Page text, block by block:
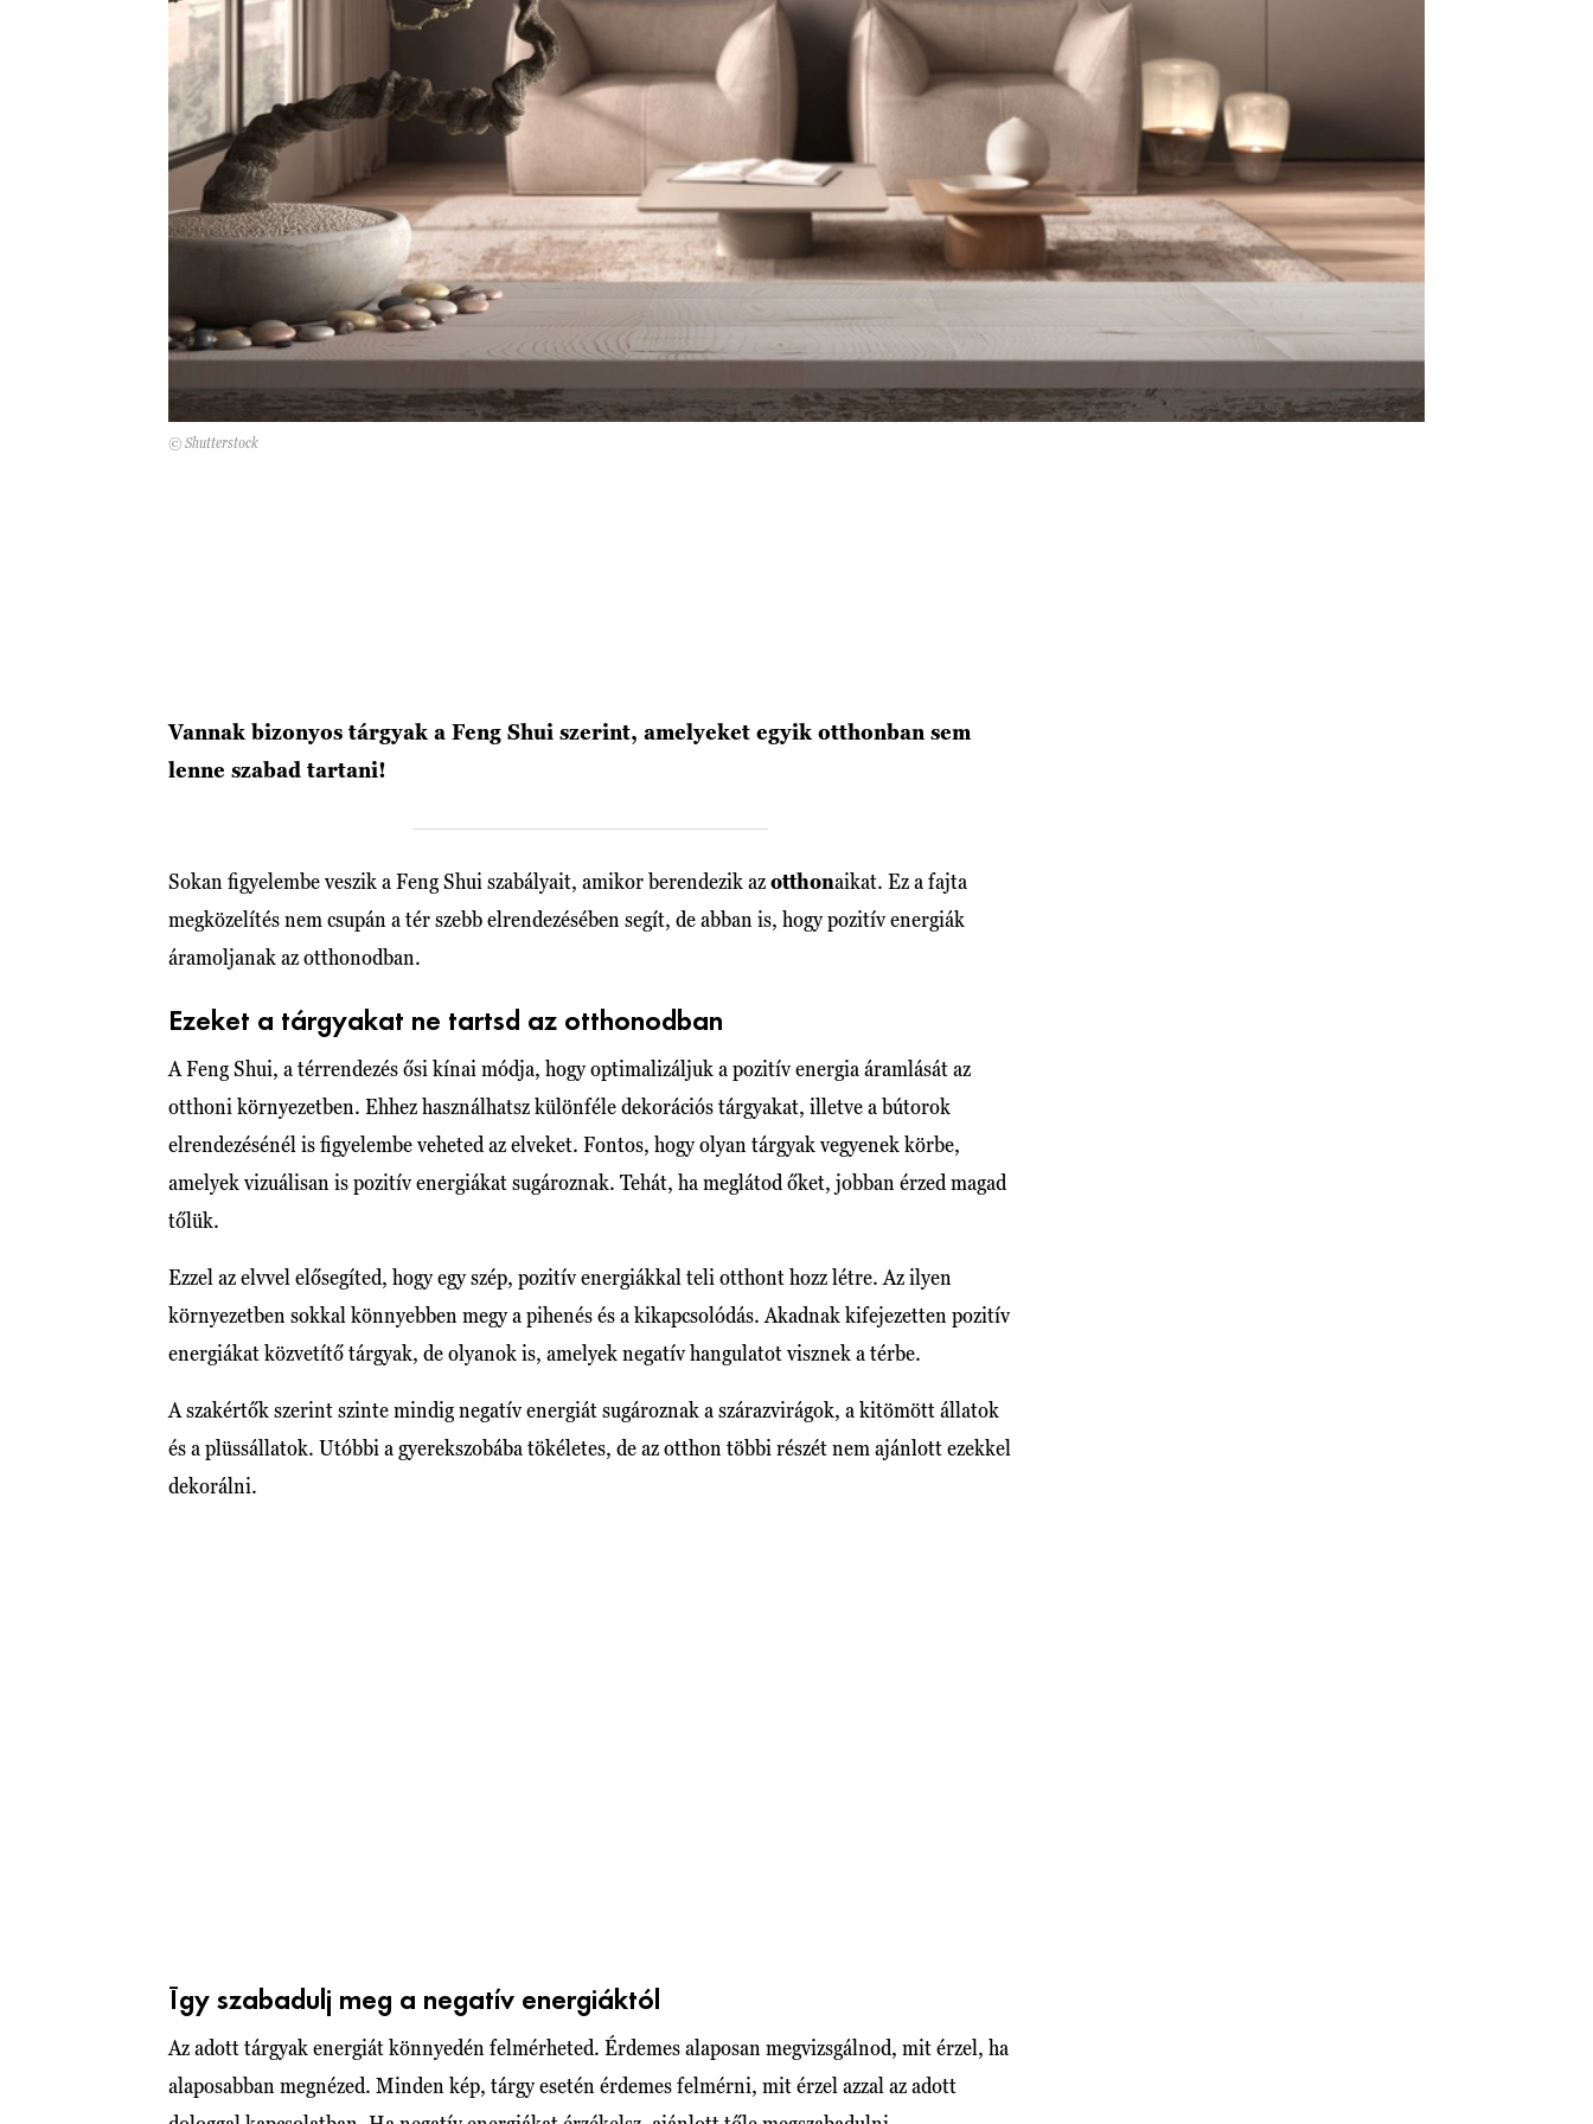
© Shutterstock
Vannak bizonyos tárgyak a Feng Shui szerint, amelyeket egyik otthonban sem
lenne szabad tartani!
Sokan figyelembe veszik a Feng Shui szabályait, amikor berendezik azotthonaikat. Ez a fajta
megközelítés nem csupán a tér szebb elrendezésében segít, de abban is, hogy pozitív energiák
áramoljanak az otthonodban.
Ezeket a tárgyakat ne tartsd az otthonodban
A Feng Shui, a térrendezés ősi kínai módja, hogy optimalizáljuk a pozitív energia áramlását az
otthoni környezetben. Ehhez használhatsz különféle dekorációs tárgyakat, illetve a bútorok
elrendezésénél is figyelembe veheted az elveket. Fontos, hogy olyan tárgyak vegyenek körbe,
amelyek vizuálisan is pozitív energiákat sugároznak. Tehát, ha meglátod őket, jobban érzed magad
tőlük.
Ezzel az elvvel elősegíted, hogy egy szép, pozitív energiákkal teli otthont hozz létre. Az ilyen
környezetben sokkal könnyebben megy a pihenés és a kikapcsolódás. Akadnak kifejezetten pozitív
energiákat közvetítő tárgyak, de olyanok is, amelyek negatív hangulatot visznek a térbe.
A szakértők szerint szinte mindig negatív energiát sugároznak a szárazvirágok, a kitömött állatok
és a plüssállatok. Utóbbi a gyerekszobába tökéletes, de az otthon többi részét nem ajánlott ezekkel
dekorálni.
Így szabadulj meg a negatív energiáktól
Az adott tárgyak energiát könnyedén felmérheted. Érdemes alaposan megvizsgálnod, mit érzel, ha
alaposabban megnézed. Minden kép, tárgy esetén érdemes felmérni, mit érzel azzal az adott